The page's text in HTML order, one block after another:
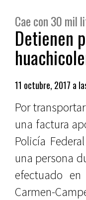
Cae con 30 mil
Detienen
11 octubre, 2017 a
Por
una factura
Policía
una persona
efectuado
Carmen-